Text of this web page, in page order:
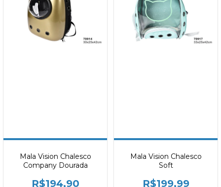
Mala Vision Chalesco
Company Dourada
R$194,90
Mala Vision Chalesco
Soft
R$199,99